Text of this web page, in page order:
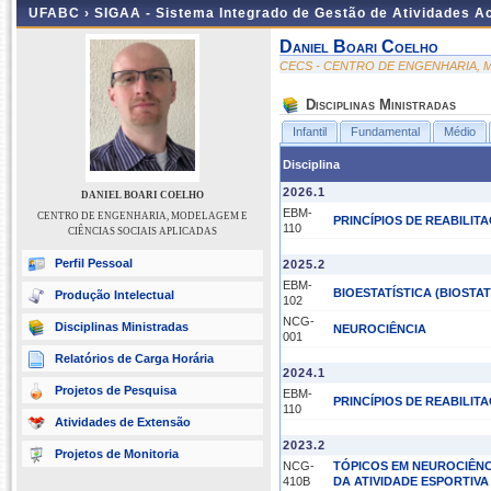
UFABC › SIGAA - Sistema Integrado de Gestão de Atividades
DANIEL BOARI COELHO
CENTRO DE ENGENHARIA, MODELAGEM E
CIÊNCIAS SOCIAIS APLICADAS
Perfil Pessoal
Produção Intelectual
Disciplinas Ministradas
Relatórios de Carga Horária
Projetos de Pesquisa
Atividades de Extensão
Projetos de Monitoria
Daniel Boari Coelho
CECS - CENTRO DE ENGENHARIA,
Disciplinas Ministradas
Infantil Fundamental Médio
Disciplina
2026.1
EBM-
110
PRINCÍPIOS DE
2025.2
EBM-
102
BIOESTATÍSTICA
NCG-
001
NEUROCIÊNCIA
2024.1
EBM-
110
PRINCÍPIOS DE
2023.2
NCG-
410B
TÓPICOS EM
DA ATIVIDADE ESPORTIVA